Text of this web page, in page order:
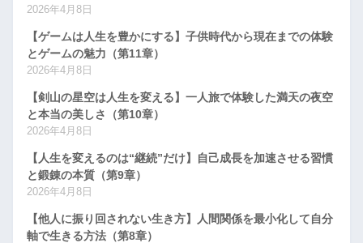
2026年4月8日
【ゲームは人生を豊かにする】子供時代から現在までの体験
とゲームの魅力（第11章）
2026年4月8日
【剣山の星空は人生を変える】一人旅で体験した満天の夜空
と本当の美しさ（第10章）
2026年4月8日
【人生を変えるのは“継続”だけ】自己成長を加速させる習慣
と鍛錬の本質（第9章）
2026年4月8日
【他人に振り回されない生き方】人間関係を最小化して自分
軸で生きる方法（第8章）